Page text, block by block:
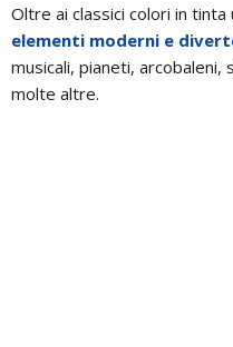
Oltre ai classici colori in
elementi moderni e
musicali, pianeti, arcobaleni,
molte altre.